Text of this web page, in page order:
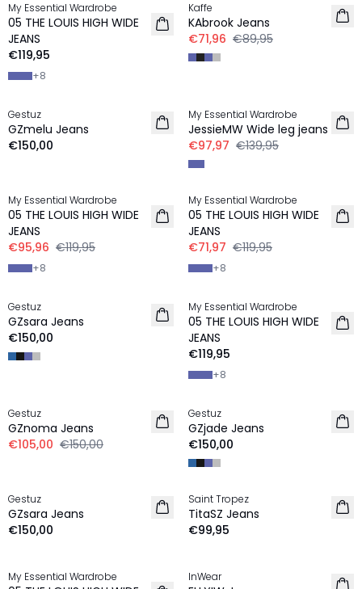
NEU
My Essential Wardrobe
05 THE LOUIS HIGH WIDE
JEANS
€119,95
+8
Kaffe
KAbrook Jeans
€71,96 €89,95
NEU
Gestuz
GZmelu Jeans
€150,00
My Essential Wardrobe
JessieMW Wide leg jeans
€97,97 €139,95
My Essential Wardrobe
05 THE LOUIS HIGH WIDE
JEANS
€95,96 €119,95
+8
-40%
My Essential Wardrobe
05 THE LOUIS HIGH WIDE
JEANS
€71,97 €119,95
+8
NEU
Gestuz
GZsara Jeans
€150,00
NEU
My Essential Wardrobe
05 THE LOUIS HIGH WIDE
JEANS
€119,95
+8
Gestuz
GZnoma Jeans
€105,00 €150,00
NEU
Gestuz
GZjade Jeans
€150,00
Gestuz
GZsara Jeans
€150,00
NEU
Saint Tropez
TitaSZ Jeans
€99,95
My Essential Wardrobe InWear